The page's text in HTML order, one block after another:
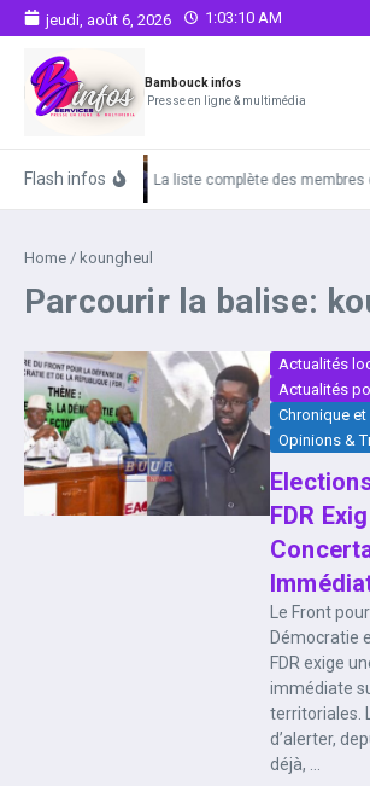
Aller au contenu
jeudi, août 6, 2026 1:03:10 AM
Bambouck infos
Presse en ligne & multimédia
Flash infos La liste complète des membres
Home / koungheul
Parcourir la balise:
Actualités
Actualités
Chronique
Opinions &
FDR
Le Front
Démocratie
FDR exige
immédiate
territoriales.
d’alerter,
déjà, ...